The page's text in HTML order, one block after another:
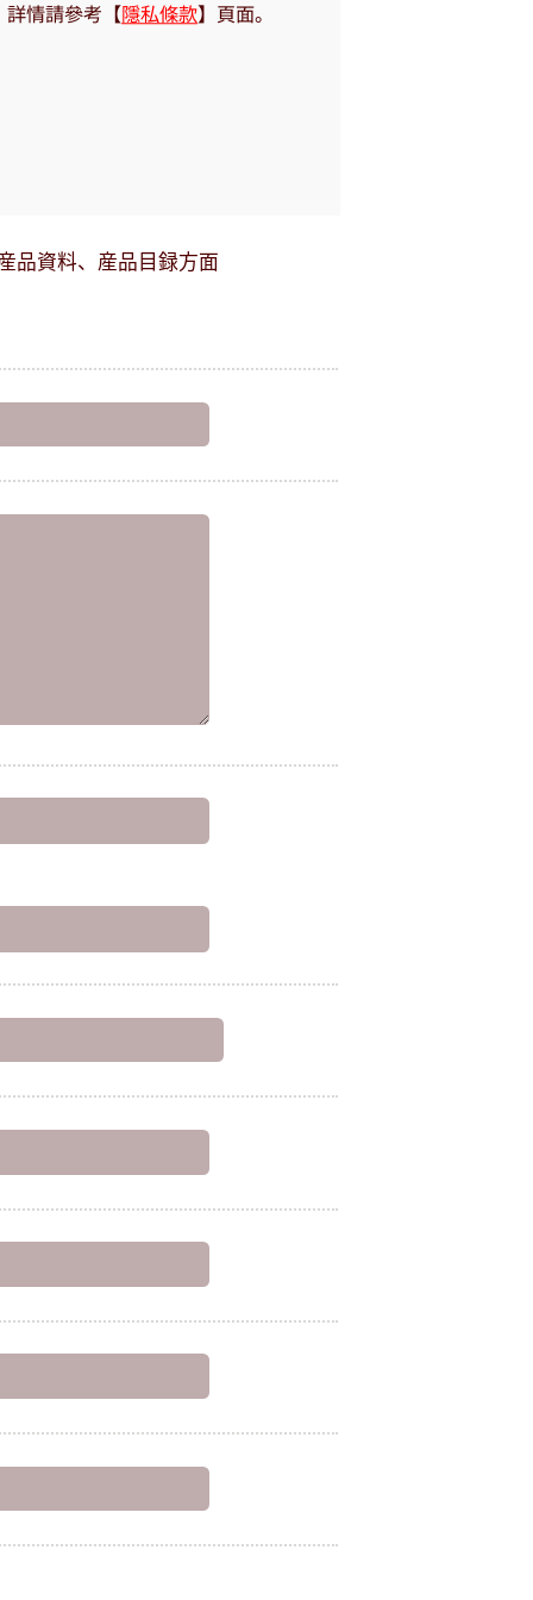
詳情請參考【隱私條款】頁面。
品資料、産品目録方面